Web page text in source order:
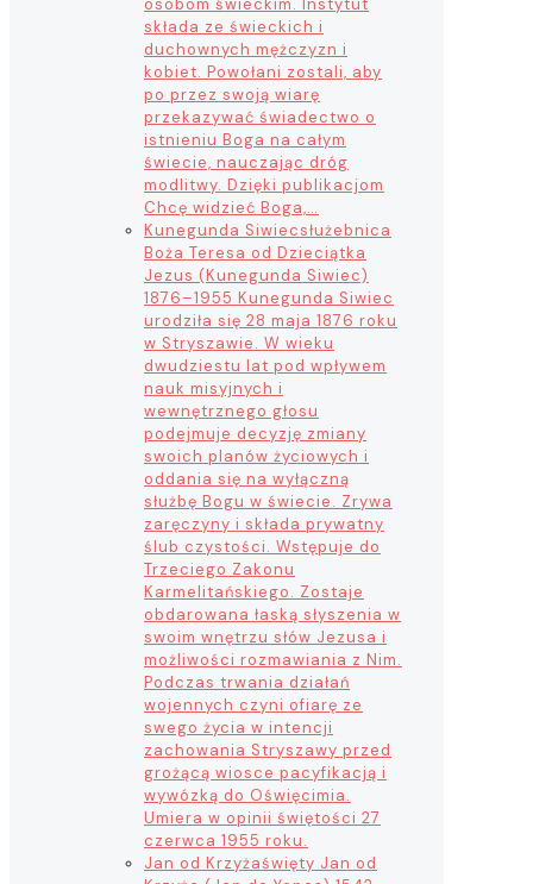
składa ze świeckich i
duchownych mężczyzn i
kobiet. Powołani zostali, aby
po przez swoją wiarę
przekazywać świadectwo o
istnieniu Boga na całym
świecie, nauczając dróg
modlitwy. Dzięki publikacjom
Chcę widzieć Boga,…
Kunegunda Siwiecsłużebnica
Boża Teresa od Dzieciątka
Jezus (Kunegunda Siwiec)
1876–1955 Kunegunda Siwiec
urodziła się 28 maja 1876 roku
w Stryszawie. W wieku
dwudziestu lat pod wpływem
nauk misyjnych i
wewnętrznego głosu
podejmuje decyzję zmiany
swoich planów życiowych i
oddania się na wyłączną
służbę Bogu w świecie. Zrywa
zaręczyny i składa prywatny
ślub czystości. Wstępuje do
Trzeciego Zakonu
Karmelitańskiego. Zostaje
obdarowana łaską słyszenia w
swoim wnętrzu słów Jezusa i
możliwości rozmawiania z Nim.
Podczas trwania działań
wojennych czyni ofiarę ze
swego życia w intencji
zachowania Stryszawy przed
grożącą wiosce pacyfikacją i
wywózką do Oświęcimia.
Umiera w opinii świętości 27
czerwca 1955 roku.
Jan od Krzyżaświęty Jan od